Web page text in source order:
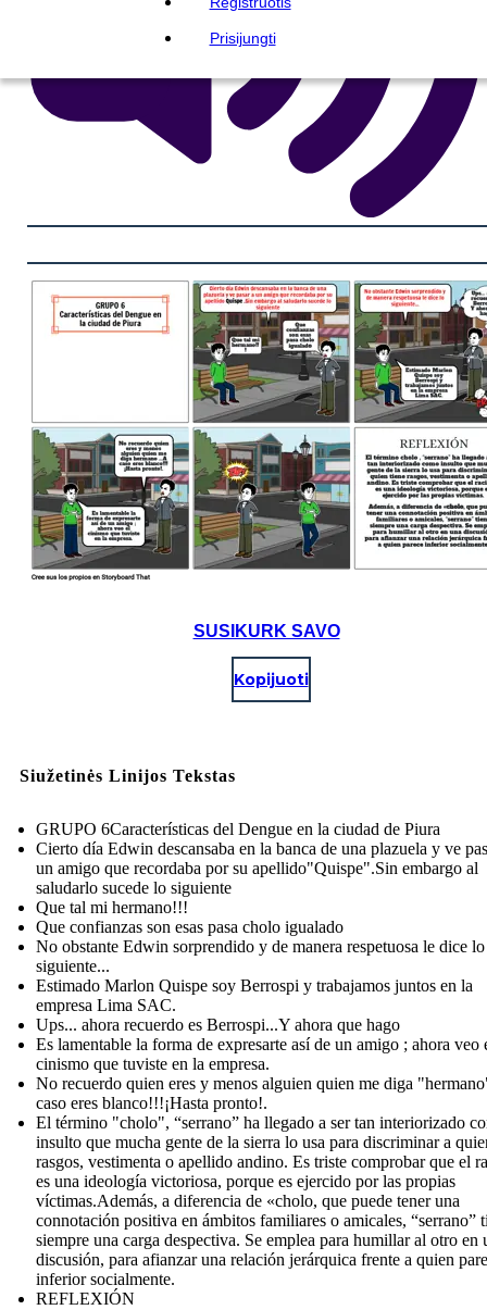
Prisijungti
SUSIKURK SAVO
Kopijuoti
Siužetinės Linijos Tekstas
GRUPO 6Características del Dengue en la ciudad de Piura
Cierto día Edwin descansaba en la banca de una plazuela y ve
un amigo que recordaba por su apellido"Quispe".Sin embargo al
saludarlo sucede lo siguiente
Que tal mi hermano!!!
Que confianzas son esas pasa cholo igualado
No obstante Edwin sorprendido y de manera respetuosa le dice lo
siguiente...
Estimado Marlon Quispe soy Berrospi y trabajamos juntos en la
empresa Lima SAC.
Ups... ahora recuerdo es Berrospi...Y ahora que hago
Es lamentable la forma de expresarte así de un amigo ; ahora veo
cinismo que tuviste en la empresa.
No recuerdo quien eres y menos alguien quien me diga
caso eres blanco!!!¡Hasta pronto!.
El término "cholo", “serrano” ha llegado a ser tan interiorizado
insulto que mucha gente de la sierra lo usa para discriminar a
rasgos, vestimenta o apellido andino. Es triste comprobar que el
es una ideología victoriosa, porque es ejercido por las propias
víctimas.Además, a diferencia de «cholo, que puede tener una
connotación positiva en ámbitos familiares o amicales, “serrano”
siempre una carga despectiva. Se emplea para humillar al otro en
discusión, para afianzar una relación jerárquica frente a quien
inferior socialmente.
REFLEXIÓN